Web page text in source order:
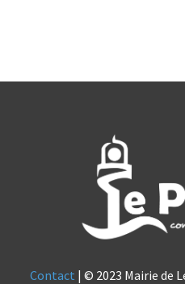
Contact | © 2023 Mairie de